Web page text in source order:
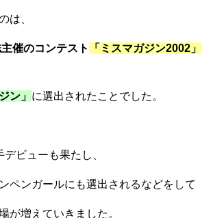
は、
催のコンテスト
「ミスマガジン2002」
ン」 に選出されたことでした。
ビューも果たし、
ペンガールにも選出されるなどをして
が増えていきました。